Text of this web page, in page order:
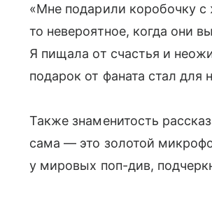
«Мне подарили коробочку
то невероятное, когда они
Я пищала от счастья и
подарок от фаната стал
Также знаменитость
сама — это золотой
у мировых поп-див,